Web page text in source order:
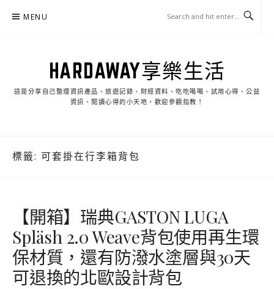
MENU
HARDAWAY享樂生活
這是分享自己整理資訊產品、旅遊記錄、財經資料、吃吃喝喝、試用心得、公益
資訊、閱讀心得的小天地，歡迎參觀指教！
標籤: 可套掛在行李箱背包
【開箱】瑞典GASTON LUGA
Spläsh 2.0 Weave背包使用再生環
保材質，還有防潑水塗層與30天
可退換的北歐設計背包